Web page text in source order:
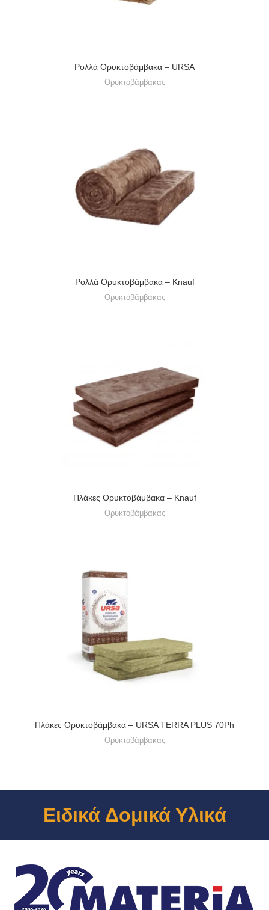
Ρολλά Ορυκτοβάμβακα – URSA
Ορυκτοβάμβακας
Ρολλά Ορυκτοβάμβακα – Knauf
Ορυκτοβάμβακας
Πλάκες Ορυκτοβάμβακα – Knauf
Ορυκτοβάμβακας
Πλάκες Ορυκτοβάμβακα – URSA TERRA PLUS 70Ph
Ορυκτοβάμβακας
Ειδικά Δομικά Υλικά